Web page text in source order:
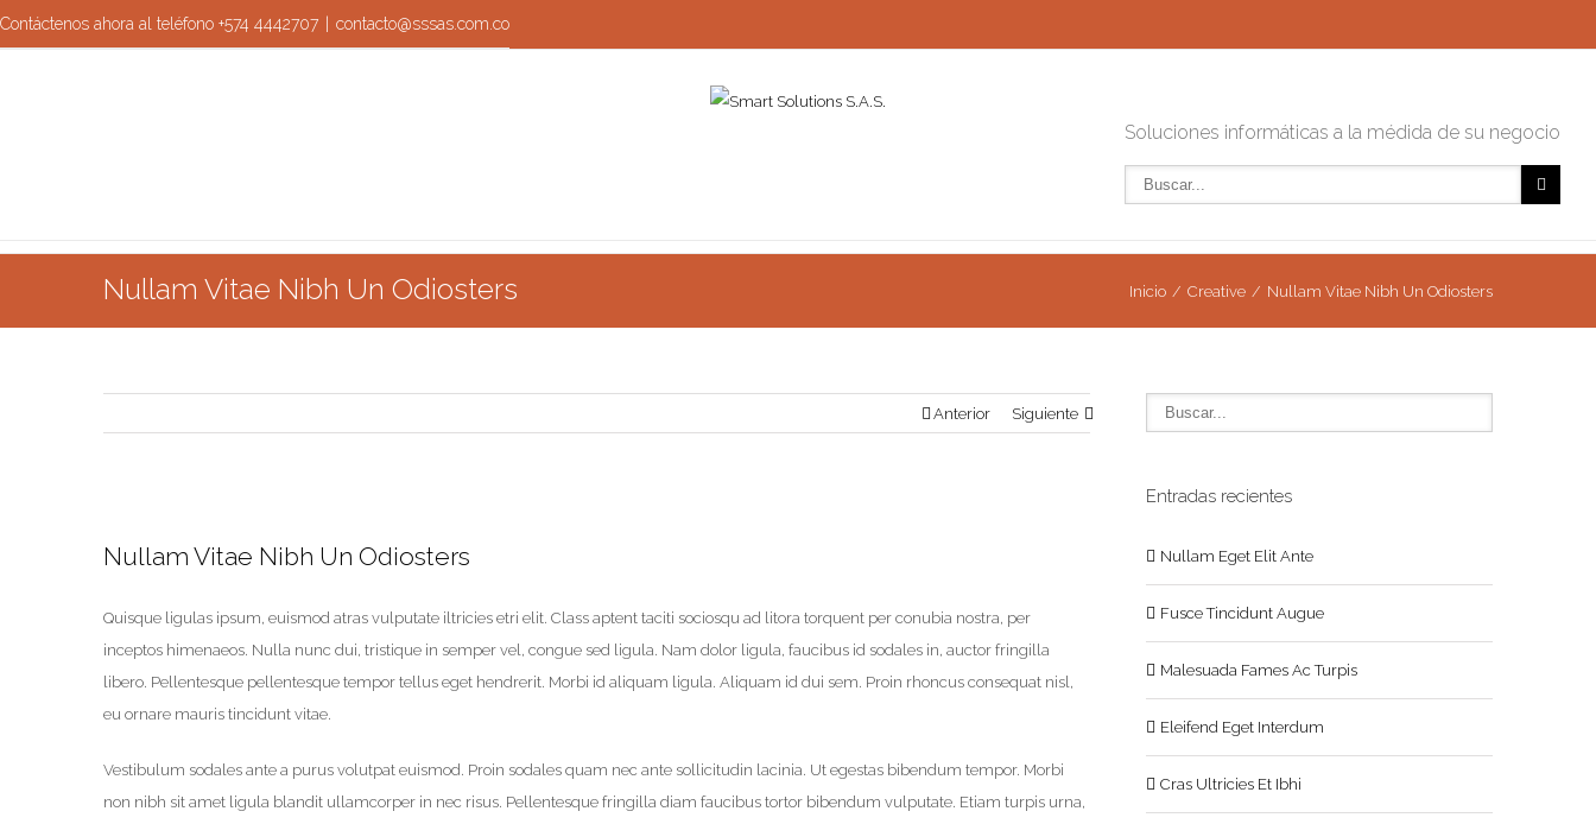
Contáctenos ahora al teléfono +574 4442707 contacto@sssas.com.co
Soluciones informáticas a la médida de su negocio
Nullam Vitae Nibh Un Odiosters Inicio Creative Nullam Vitae Nibh Un Odiosters
Anterior Siguiente
Nullam Vitae Nibh Un Odiosters
Quisque ligulas ipsum, euismod atras vulputate iltricies etri elit. Class aptent taciti sociosqu ad litora torquent per conubia nostra, per
inceptos himenaeos. Nulla nunc dui, tristique in semper vel, congue sed ligula. Nam dolor ligula, faucibus id sodales in, auctor fringilla
libero. Pellentesque pellentesque tempor tellus eget hendrerit. Morbi id aliquam ligula. Aliquam id dui sem. Proin rhoncus consequat nisl,
eu ornare mauris tincidunt vitae.
Vestibulum sodales ante a purus volutpat euismod. Proin sodales quam nec ante sollicitudin lacinia. Ut egestas bibendum tempor. Morbi
non nibh sit amet ligula blandit ullamcorper in nec risus. Pellentesque fringilla diam faucibus tortor bibendum vulputate. Etiam turpis urna,
Entradas recientes
Nullam Eget Elit Ante
Fusce Tincidunt Augue
Malesuada Fames Ac Turpis
Eleifend Eget Interdum
Cras Ultricies Et Ibhi